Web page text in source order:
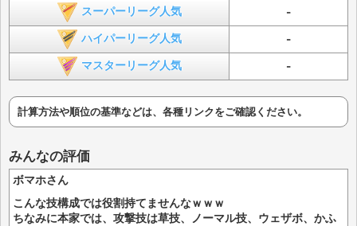
スーパーリーグ人気 -
ハイパーリーグ人気 -
マスターリーグ人気 -
計算方法や順位の基準などは、各種リンクをご確認ください。
みんなの評価
ボマホさん
こんな技構成では役割持てませんなｗｗｗ
ちなみに本家では、攻撃技は草技、ノーマル技、ウェザボ、かふ